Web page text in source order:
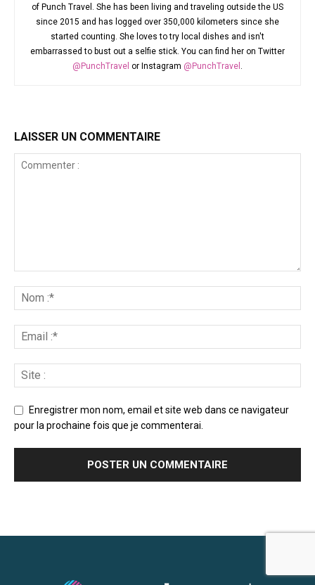
of Punch Travel. She has been living and traveling outside the US
since 2015 and has logged over 350,000 kilometers since she
started counting. She loves to try local dishes and isn't
embarrassed to bust out a selfie stick. You can find her on Twitter
@PunchTravel or Instagram @PunchTravel .
LAISSER UN COMMENTAIRE
Enregistrer mon nom, email et site web dans ce navigateur
pour la prochaine fois que je commenterai.